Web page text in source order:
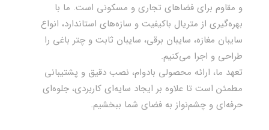
و مقاوم برای فضاهای تجاری و مسکونی است. ما با
بهره‌گیری از متریال باکیفیت و سازه‌های استاندارد، انواع
سایبان مغازه، سایبان برقی، سایبان ثابت و چتر باغی را
طراحی و اجرا می‌کنیم.
تعهد ما، ارائه محصولی بادوام، نصب دقیق و پشتیبانی
مطمئن است تا علاوه بر ایجاد سایه‌ای کاربردی، جلوه‌ای
حرفه‌ای و چشم‌نواز به فضای شما ببخشیم.